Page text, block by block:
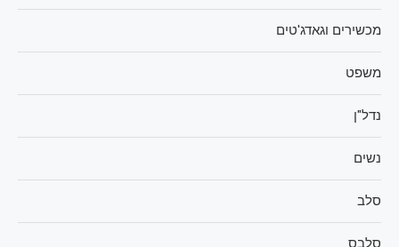
מכשירים וגאדג'טים
משפט
נדל"ן
נשים
סלב
סלבס